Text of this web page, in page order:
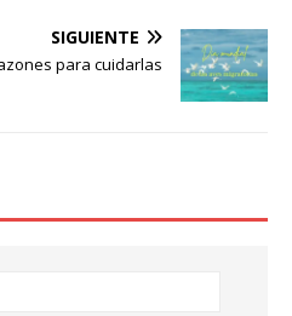
SIGUIENTE
para cuidarlas